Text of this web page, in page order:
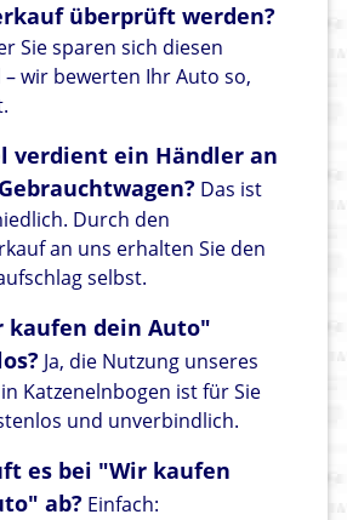
überprüft werden?
Sie sparen sich diesen
– wir bewerten Ihr Auto so,
verdient ein Händler an
Das ist
Durch den
an uns erhalten Sie den
selbst.
kaufen dein Auto"
Ja, die Nutzung unseres
Katzenelnbogen ist für Sie
und unverbindlich.
es bei "Wir kaufen
ab? Einfach: